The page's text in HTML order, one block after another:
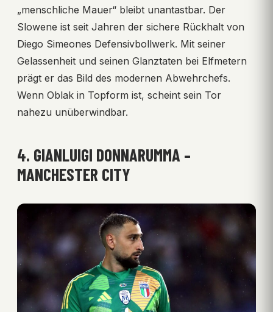
„menschliche Mauer“ bleibt unantastbar. Der
Slowene ist seit Jahren der sichere Rückhalt von
Diego Simeones Defensivbollwerk. Mit seiner
Gelassenheit und seinen Glanztaten bei Elfmetern
prägt er das Bild des modernen Abwehrchefs.
Wenn Oblak in Topform ist, scheint sein Tor
nahezu unüberwindbar.
4. GIANLUIGI DONNARUMMA –
MANCHESTER CITY